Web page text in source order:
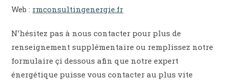
Web : rmconsultingenergie.fr
N’hésitez pas à nous contacter pour plus de
renseignement supplémentaire ou remplissez notre
formulaire çi dessous afin que notre expert
énergétique puisse vous contacter au plus vite